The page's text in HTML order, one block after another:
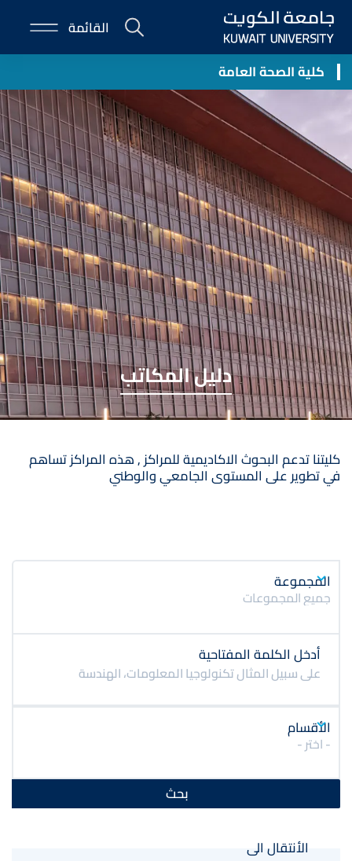
Skip
main
content
E-
Portal
القائمة
كلية الصحة العامة
دليل المكاتب
كليتنا تدعم البحوث الاكاديمية للمراكز , هذه المراكز تساهم
في تطوير على المستوى الجامعي والوطني
المجموعة
جميع المجموعات
أدخل الكلمة المفتاحية
الأقسام
- اختر -
الأنتقال الى